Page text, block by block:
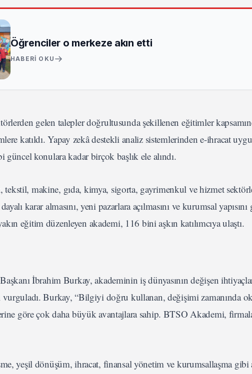
Öğrenciler o merkeze akın etti
HABERI OKU
gelen talepler doğrultusunda şekillenen eğitimler
katıldı. Yapay zekâ destekli analiz sistemlerinden e-ihracat
konulara kadar birçok başlık ele alındı.
makine, gıda, kimya, sigorta, gayrimenkul ve hizmet
karar almasını, yeni pazarlara açılmasını ve kurumsal
eğitim düzenleyen akademi, 116 bini aşkın katılımcıya ulaştı.
İbrahim Burkay, akademinin iş dünyasının değişen
Burkay, “Bilgiyi doğru kullanan, değişimi zamanında
göre çok daha büyük avantajlara sahip. BTSO Akademi,
yeşil dönüşüm, ihracat, finansal yönetim ve kurumsallaşma